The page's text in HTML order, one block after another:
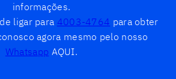
informações.
ligar para 4003-4764 para obter
agora mesmo pelo nosso
Whatsapp AQUI.